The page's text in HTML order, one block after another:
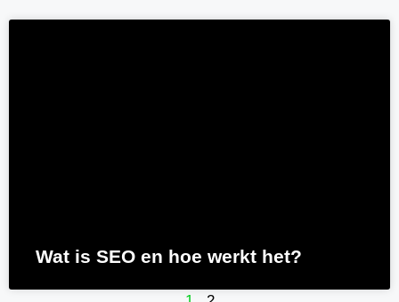
Wat is SEO en hoe werkt het?